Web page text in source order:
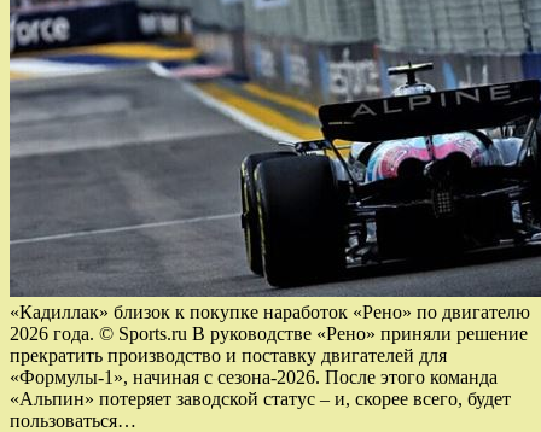
«Кадиллак» близок к покупке наработок «Рено» по двигателю
2026 года. © Sports.ru В руководстве «Рено» приняли решение
прекратить производство и поставку двигателей для
«Формулы-1», начиная с сезона-2026. После этого команда
«Альпин» потеряет заводской статус – и, скорее всего, будет
пользоваться…